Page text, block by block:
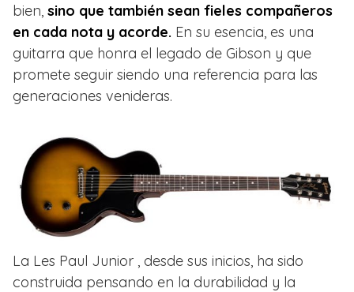
bien, sino que también sean fieles compañeros
en cada nota y acorde. En su esencia, es una
guitarra que honra el legado de Gibson y que
promete seguir siendo una referencia para las
generaciones venideras.
La Les Paul Junior , desde sus inicios, ha sido
construida pensando en la durabilidad y la